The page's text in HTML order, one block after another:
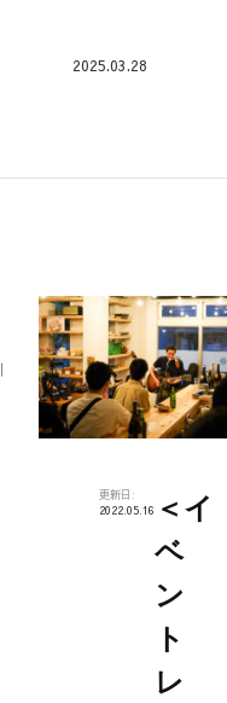
2025.03.28
更新日:
2022.05.16 ＜イ
ベ
ン
ト
レ